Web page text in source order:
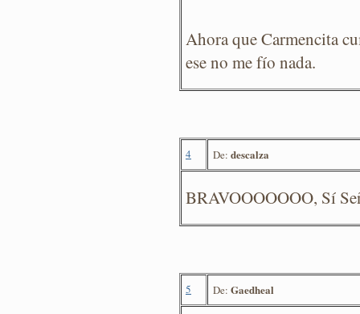
Ahora que Carmencita
ese no me fío nada.
4 De: descalza
BRAVOOOOOOO, Sí
5 De: Gaedheal